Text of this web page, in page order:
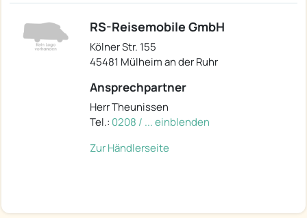
RS-Reisemobile GmbH
Kölner Str. 155
45481 Mülheim an der Ruhr
Ansprechpartner
Herr Theunissen
Tel.: 0208 / ... einblenden
Zur Händlerseite